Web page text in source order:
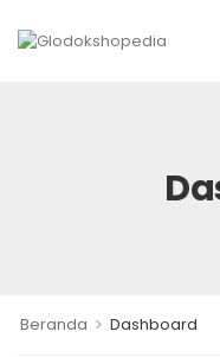
Beranda > Dashboard